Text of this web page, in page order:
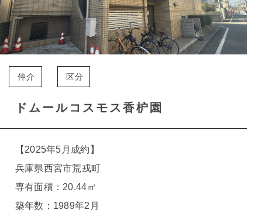
仲介 区分
ドムールコスモス香枦園
【2025年5月成約】
兵庫県西宮市荒戎町
専有面積：20.44㎡
築年数：1989年2月